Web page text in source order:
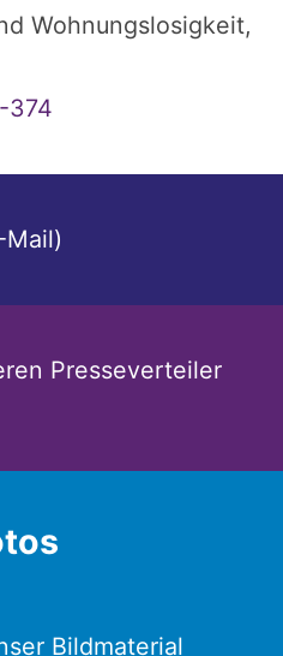
Wohnungslosigkeit,
374
Mail)
Presseverteiler
Bildmaterial